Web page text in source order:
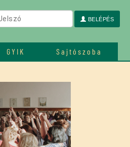
GYIK
Sajtószoba
BELÉPÉS